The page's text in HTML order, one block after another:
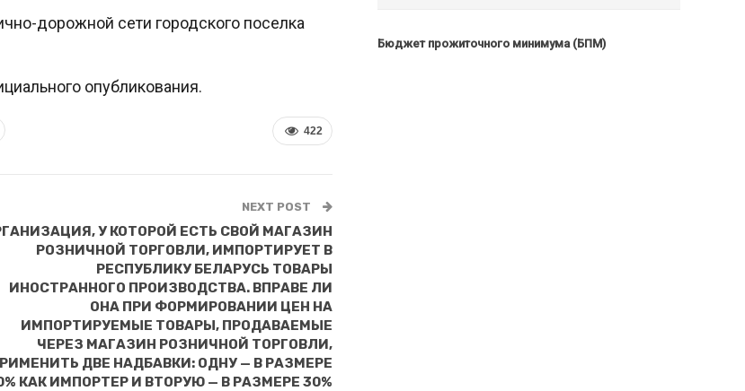
дорожной сети городского поселка
опубликования.
422
NEXT POST
У КОТОРОЙ ЕСТЬ СВОЙ МАГАЗИН
РОЗНИЧНОЙ ТОРГОВЛИ, ИМПОРТИРУЕТ В
РЕСПУБЛИКУ БЕЛАРУСЬ ТОВАРЫ
ИНОСТРАННОГО ПРОИЗВОДСТВА. ВПРАВЕ ЛИ
ОНА ПРИ ФОРМИРОВАНИИ ЦЕН НА
ИМПОРТИРУЕМЫЕ ТОВАРЫ, ПРОДАВАЕМЫЕ
ЧЕРЕЗ МАГАЗИН РОЗНИЧНОЙ ТОРГОВЛИ,
ДВЕ НАДБАВКИ: ОДНУ — В РАЗМЕРЕ
КАК ИМПОРТЕР И ВТОРУЮ — В РАЗМЕРЕ 30%
Бюджет прожиточного минимума (БПМ)